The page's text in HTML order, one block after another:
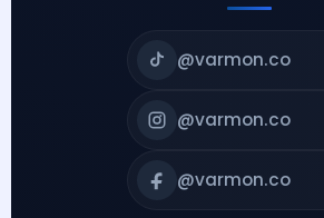
@varmon.co
@varmon.co
@varmon.co